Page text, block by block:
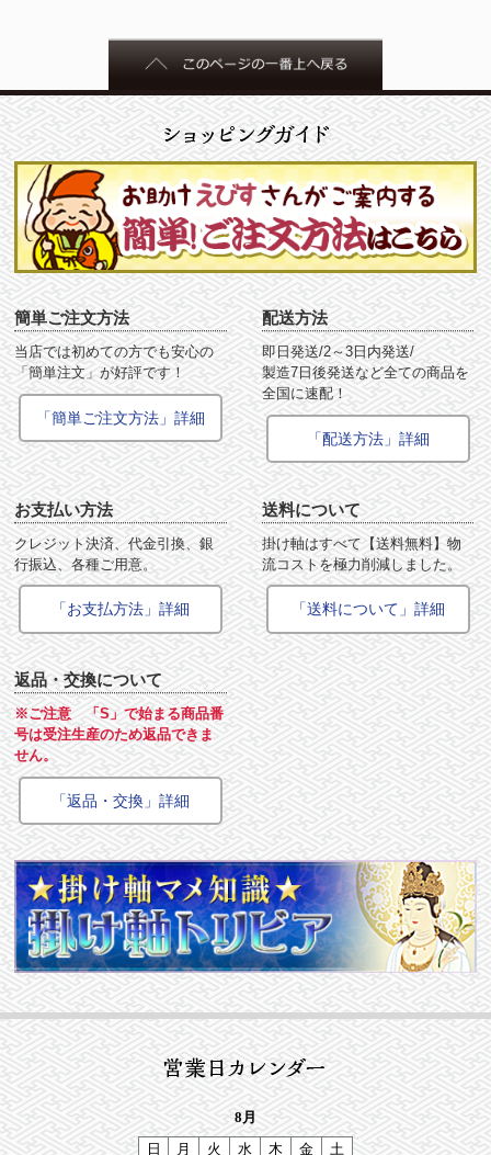
簡単ご注文方法
当店では初めての方でも安心の
「簡単注文」が好評です！
「簡単ご注文方法」詳細
配送方法
即日発送/2～3日内発送/
製造7日後発送など全ての商品を
全国に速配！
「配送方法」詳細
お支払い方法
クレジット決済、代金引換、銀
行振込、各種ご用意。
「お支払方法」詳細
送料について
掛け軸はすべて【送料無料】物
流コストを極力削減しました。
「送料について」詳細
返品・交換について
※ご注意 「S」で始まる商品番
号は受注生産のため返品できま
せん。
「返品・交換」詳細